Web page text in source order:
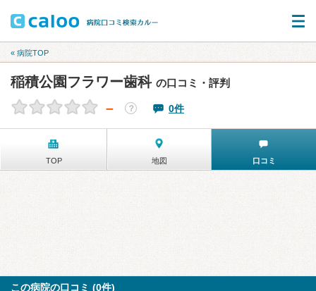
« 病院TOP
稲積公園フラワー歯科 の口コミ・評判
－ ？ 0件
TOP 地図 口コミ
この病院の口コミ (0件)